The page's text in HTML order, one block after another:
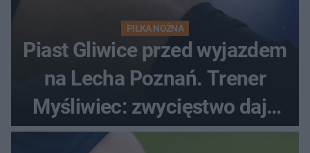
PIŁKA NOŻNA
Piast Gliwice przed wyjazdem
na Lecha Poznań. Trener
Myśliwiec: zwycięstwo daje
satysfakcję